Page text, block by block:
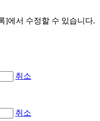
]에서 수정할 수 있습니다.
취소
취소